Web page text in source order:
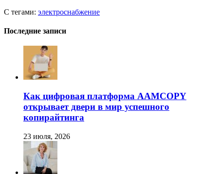
С тегами: электроснабжение
Последние записи
Как цифровая платформа AAMCOPY
открывает двери в мир успешного
копирайтинга
23 июля, 2026